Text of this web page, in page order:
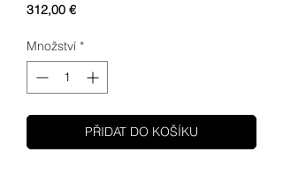
312,00 €Cena
Množství *
PŘIDAT DO KOŠÍKU